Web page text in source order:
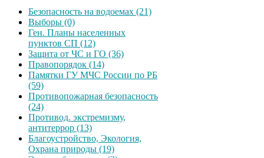
Безопасность на водоемах (21)
Выборы (0)
Ген. Планы населенных
пунктов СП (12)
Защита от ЧС и ГО (36)
Правопорядок (14)
Памятки ГУ МЧС России по РБ
(59)
Противопожарная безопасность
(24)
Противод. экстремизму,
антитеррор (13)
Благоустройство, Экология,
Охрана природы (19)